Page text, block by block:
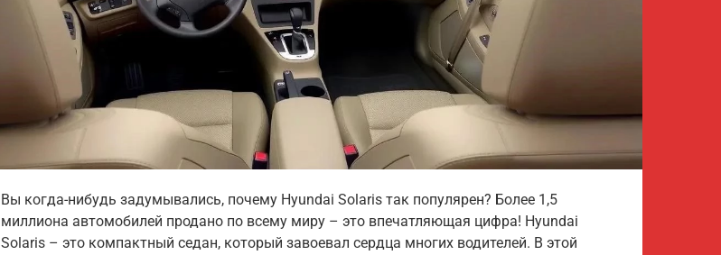
Вы когда-нибудь задумывались, почему Hyundai Solaris так популярен? Более 1,5
миллиона автомобилей продано по всему миру – это впечатляющая цифра! Hyundai
Solaris – это компактный седан, который завоевал сердца многих водителей. В этой